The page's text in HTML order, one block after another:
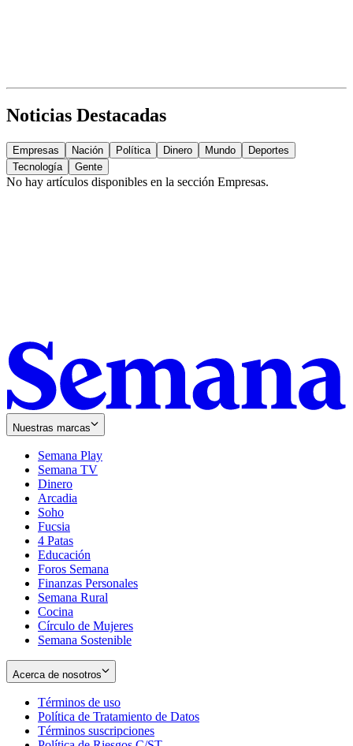
Noticias Destacadas
Empresas Nación Política Dinero Mundo
Deportes
Tecnología
Gente
No hay artículos disponibles en la sección Empresas.
Nuestras marcas
Semana Play
Semana TV
Dinero
Arcadia
Soho
in
new
window
Fucsia
in
new
window
4 Patas
Educación
Foros Semana
Finanzas Personales
Semana Rural
Cocina
Círculo de Mujeres
Semana Sostenible
Acerca de nosotros
Términos de uso
in
new
Política de Tratamiento de Datos
Términos suscripciones